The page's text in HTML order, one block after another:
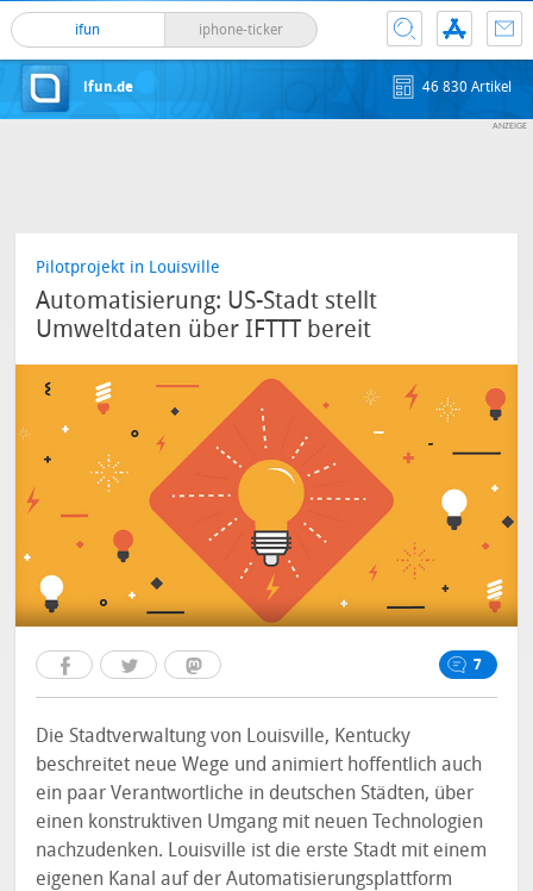
ifun iphone-ticker
ifun.de 46 830 Artikel
Pilotprojekt in Louisville
Automatisierung: US-Stadt stellt
Umweltdaten über IFTTT bereit
7
Die Stadtverwaltung von Louisville, Kentucky
beschreitet neue Wege und animiert hoffentlich auch
ein paar Verantwortliche in deutschen Städten, über
einen konstruktiven Umgang mit neuen Technologien
nachzudenken. Louisville ist die erste Stadt mit einem
eigenen Kanal auf der Automatisierungsplattform